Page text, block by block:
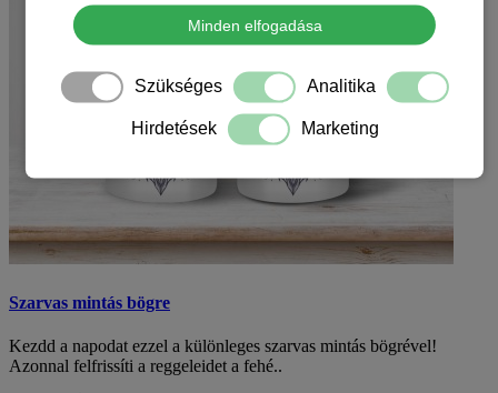
Szarvas mintás bögre
Kezdd a napodat ezzel a különleges szarvas mintás bögrével!
Azonnal felfrissíti a reggeleidet a fehé..
Minden elfogadása
Szükséges Analitika
Hirdetések Marketing